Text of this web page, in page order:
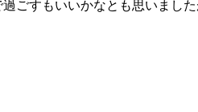
ごすもいいかなとも思いまし